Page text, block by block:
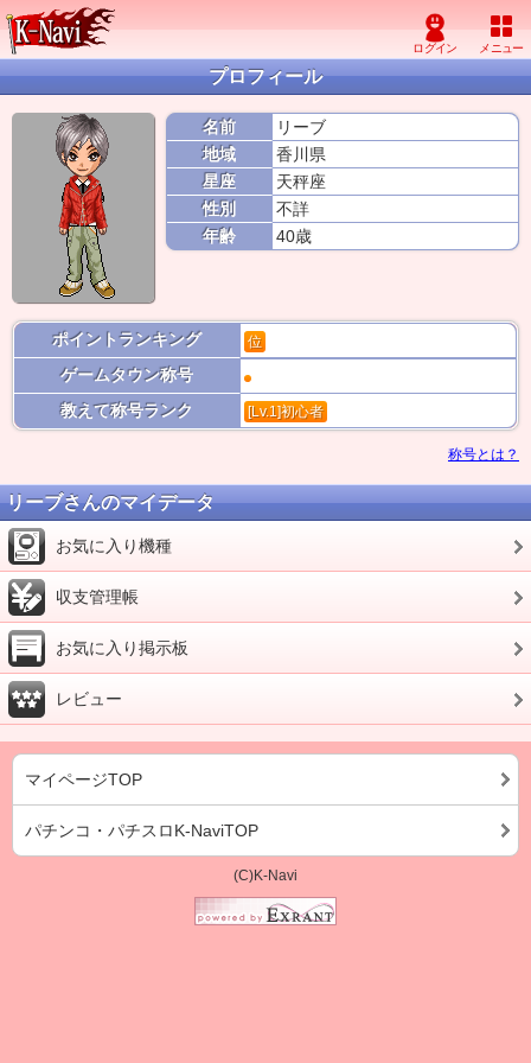
プロフィール
名前
リーブ
地域
香川県
星座
天秤座
性別
不詳
年齢
40歳
ポイントランキング 位
ゲームタウン称号
教えて称号ランク
[Lv.1]初心者
称号とは？
リーブさんのマイデータ
お気に入り機種
収支管理帳
お気に入り掲示板
レビュー
マイページTOP
パチンコ・パチスロK-NaviTOP
(C)K-Navi